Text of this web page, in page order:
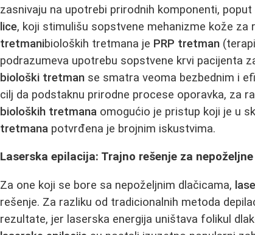
zasnivaju na upotrebi prirodnih komponenti, poput
lice, koji stimulišu sopstvene mehanizme kože za
tretmanibioloških tretmana je PRP tretman
podrazumeva upotrebu sopstvene krvi pacijenta
biološki tretman se smatra veoma bezbednim i
cilj da podstaknu prirodne procese oporavka, za
bioloških tretmana omogućio je pristup koji je u
tretmana potvrđena je brojnim iskustvima.
Laserska epilacija: Trajno rešenje za
Za one koji se bore sa nepoželjnim dlačicama,
rešenje. Za razliku od tradicionalnih metoda
rezultate, jer laserska energija uništava folikul